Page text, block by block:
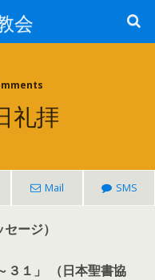
会
礼拝
Mail SMS
ージ）
３１」 （日本聖書協